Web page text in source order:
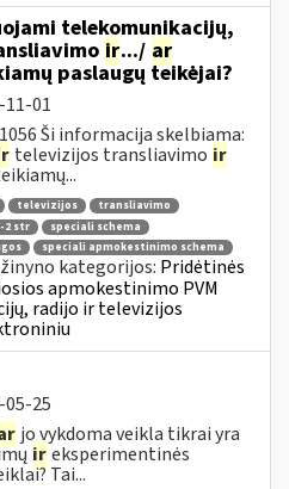
telekomunikacijų,
ir.../ ar
paslaugų teikėjai?
11-01
Ši informacija skelbiama:
televizijos transliavimo ir
televizijos
transliavimo
2 str
speciali schema
speciali apmokestinimo schema
kategorijos: Pridėtinės
apmokestinimo PVM
radijo ir televizijos
05-25
jo vykdoma veikla tikrai yra
ireksperimentinės
Tai...